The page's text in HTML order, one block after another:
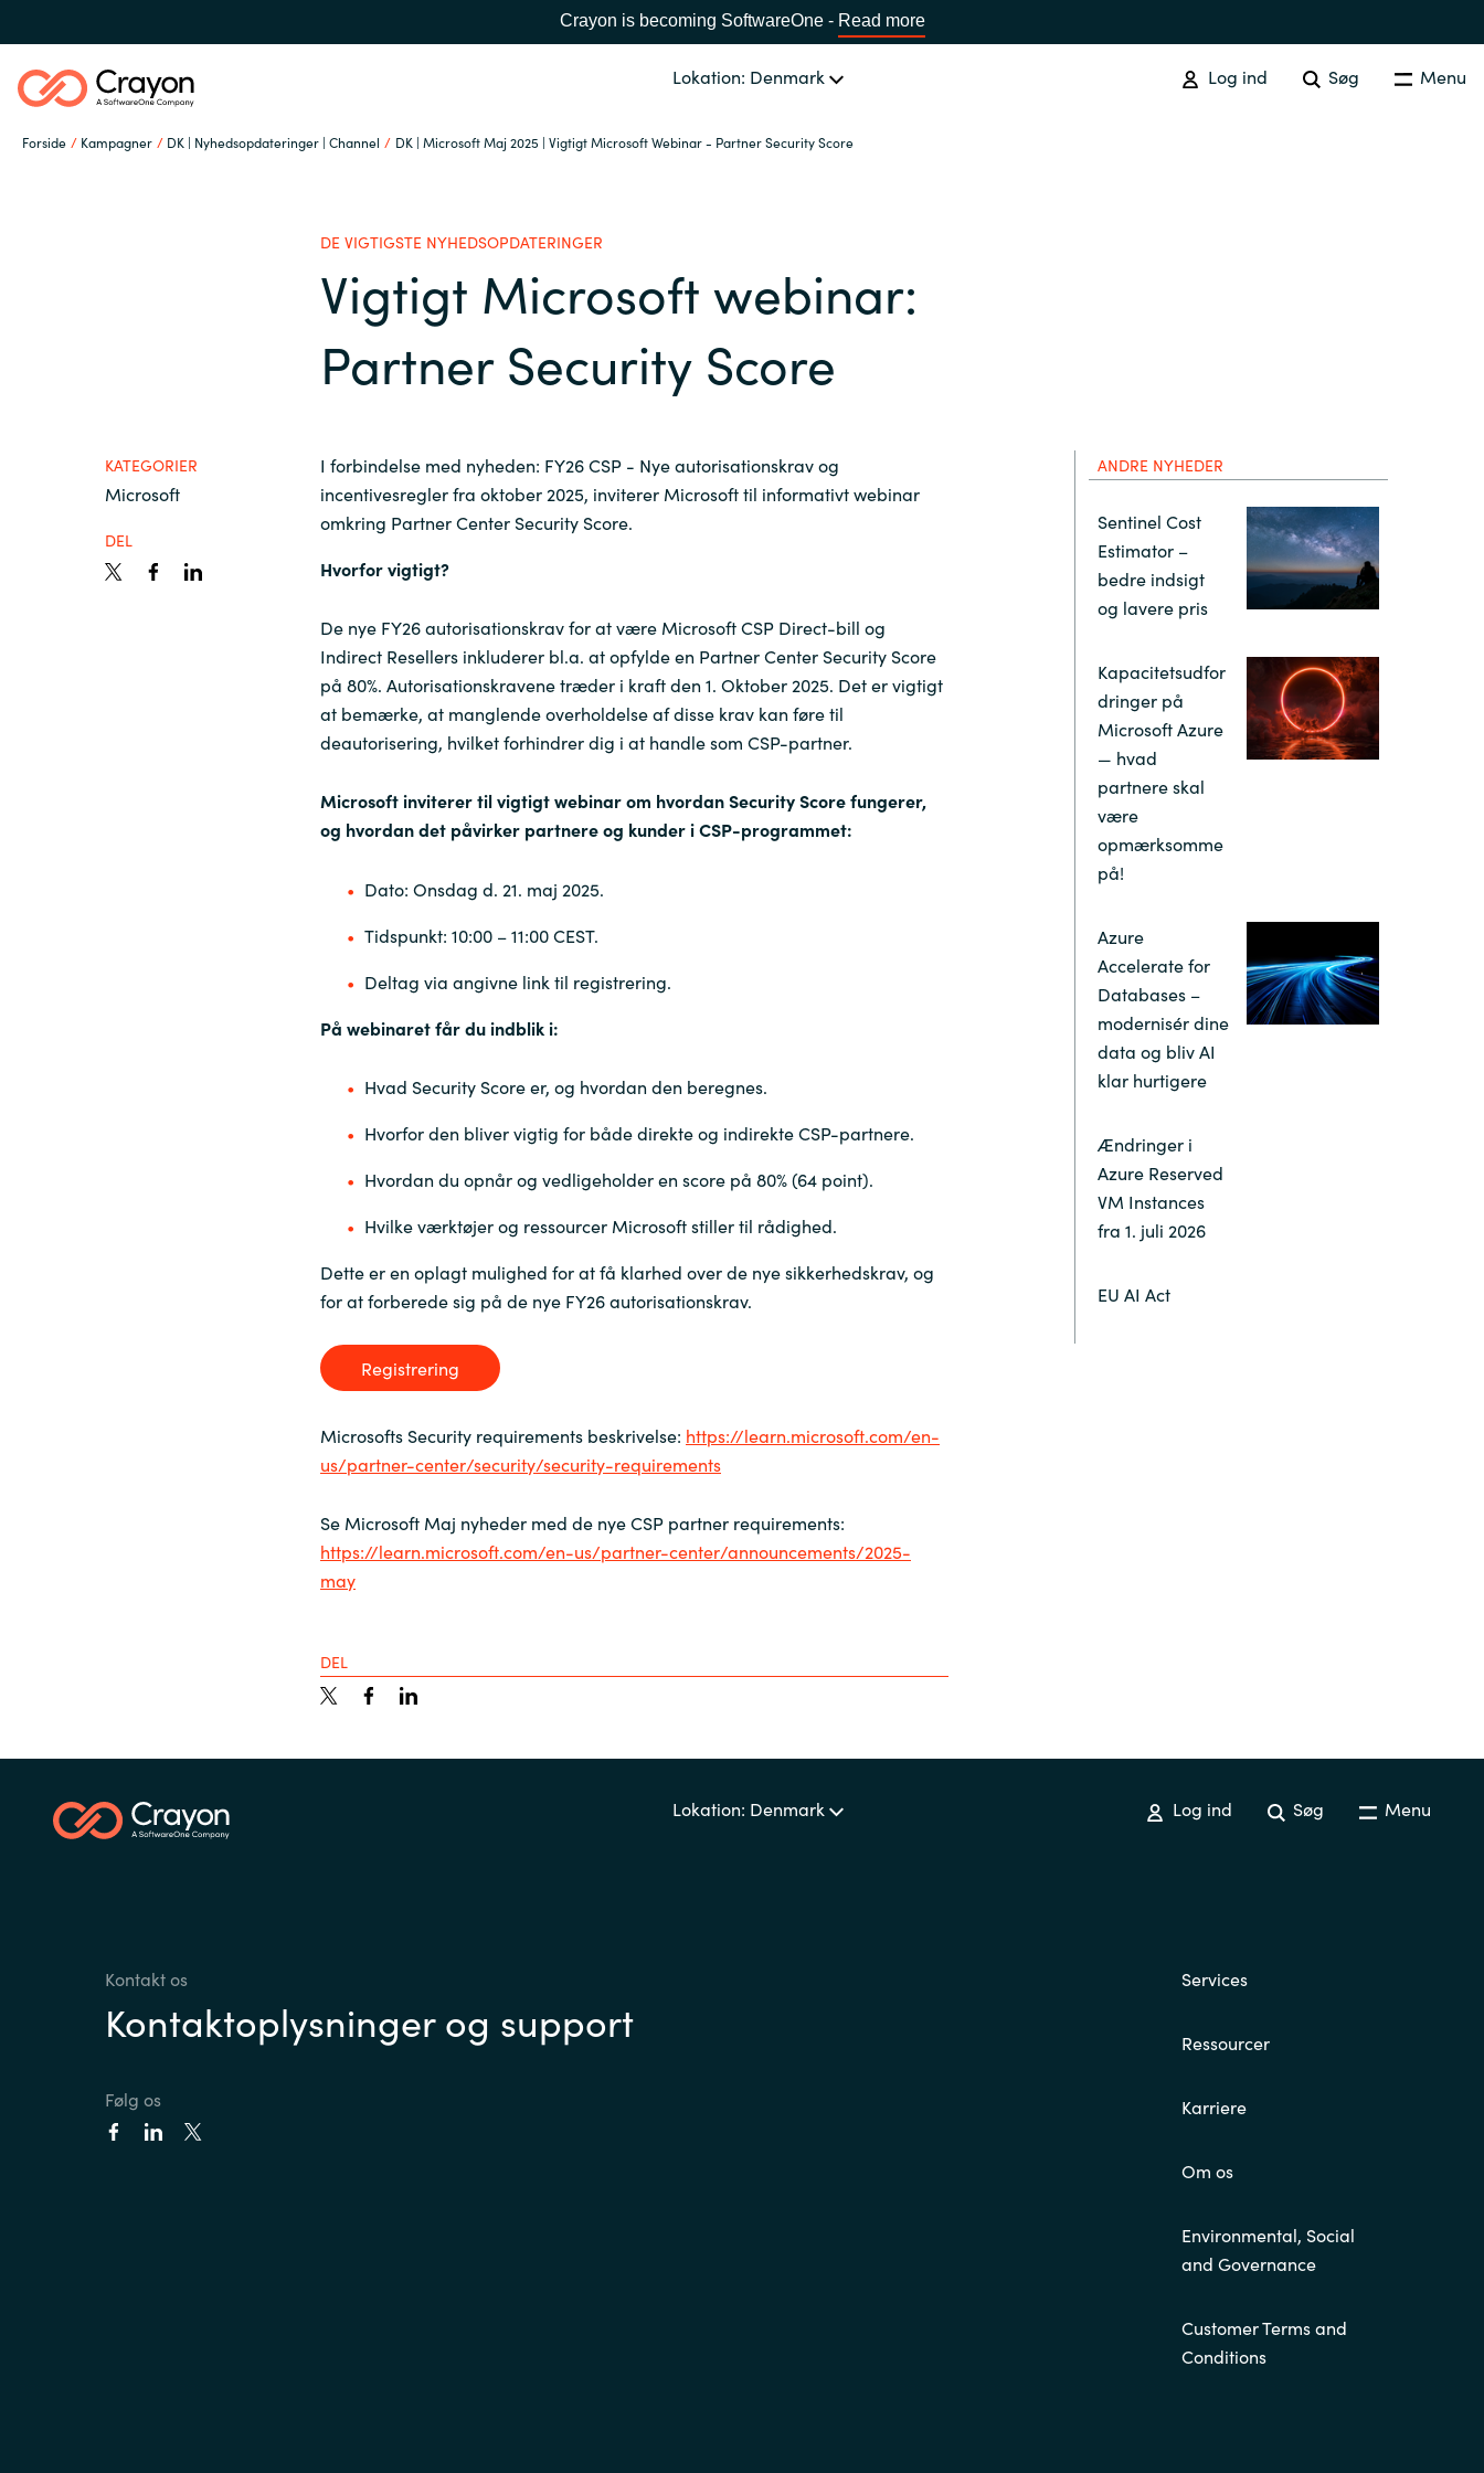
Crayon is becoming SoftwareOne - Read more
Lokation: Denmark Log ind Søg Menu
Forside Kampagner DK | Nyhedsopdateringer | Channel DK | Microsoft Maj 2025 | Vigtigt Microsoft Webinar - Partner Security Score
Global site Africa
Austria
Bulgaria
France
Germany
Iceland
Indonesia
Kingdom of Saudi Arabia
Kuwait
Lithuania
Malaysia
Middle East
Oman
Philippines
Poland
Portugal
Spain
Sri Lanka
Switzerland
Ukraine
United Kingdom United States
Softwarepartnere
Channel Partner
Viden
DE VIGTIGSTE NYHEDSOPDATERINGER
Vigtigt Microsoft webinar:
Partner Security Score
KATEGORIER
Microsoft
DEL
I forbindelse med nyheden: FY26 CSP - Nye autorisationskrav og
incentivesregler fra oktober 2025, inviterer Microsoft til informativt webinar
omkring Partner Center Security Score.
Hvorfor vigtigt?
De nye FY26 autorisationskrav for at være Microsoft CSP Direct-bill og
Indirect Resellers inkluderer bl.a. at opfylde en Partner Center Security Score
på 80%. Autorisationskravene træder i kraft den 1. Oktober 2025. Det er vigtigt
at bemærke, at manglende overholdelse af disse krav kan føre til
deautorisering, hvilket forhindrer dig i at handle som CSP-partner.
Microsoft inviterer til vigtigt webinar om hvordan Security Score fungerer,
og hvordan det påvirker partnere og kunder i CSP-programmet:
Dato: Onsdag d. 21. maj 2025.
Tidspunkt: 10:00 – 11:00 CEST.
Deltag via angivne link til registrering.
På webinaret får du indblik i:
Hvad Security Score er, og hvordan den beregnes.
Hvorfor den bliver vigtig for både direkte og indirekte CSP-partnere.
Hvordan du opnår og vedligeholder en score på 80% (64 point).
Hvilke værktøjer og ressourcer Microsoft stiller til rådighed.
Dette er en oplagt mulighed for at få klarhed over de nye sikkerhedskrav, og
for at forberede sig på de nye FY26 autorisationskrav.
Registrering
Microsofts Security requirements beskrivelse: https://learn.microsoft.com/en-
us/partner-center/security/security-requirements
Se Microsoft Maj nyheder med de nye CSP partner requirements:
https://learn.microsoft.com/en-us/partner-center/announcements/2025-
may
DEL
ANDRE NYHEDER
Sentinel Cost
Estimator –
bedre indsigt
og lavere pris
Kapacitetsudfor
dringer på
Microsoft Azure
— hvad
partnere skal
være
opmærksomme
på!
Azure
Accelerate for
Databases –
modernisér dine
data og bliv AI
klar hurtigere
Ændringer i
Azure Reserved
VM Instances
fra 1. juli 2026
EU AI Act
Lokation: Denmark Log ind Søg Menu
Kontakt os
Kontaktoplysninger og support
Følg os
Services
Ressourcer
Karriere
Om os
Environmental, Social
and Governance
Customer Terms and
Conditions